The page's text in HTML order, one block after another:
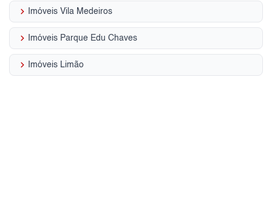
keyboard_arrow_right Imóveis Vila Medeiros
keyboard_arrow_right Imóveis Parque Edu Chaves
keyboard_arrow_right Imóveis Limão